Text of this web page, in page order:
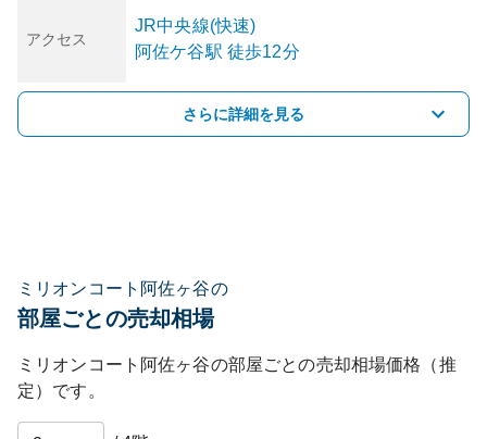
アクセス
JR中央線(快速)
阿佐ケ谷駅 徒歩12分
さらに詳細を見る
ミリオンコート阿佐ヶ谷の
部屋ごとの売却相場
ミリオンコート阿佐ヶ谷の部屋ごとの売却相場価格（推
定）です。